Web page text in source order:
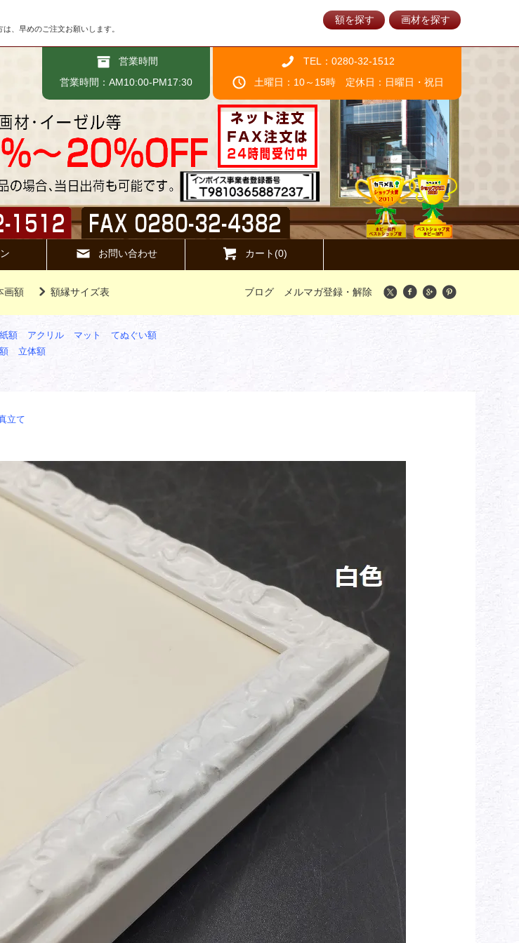
、早めのご注文お願いします。
額を探す 画材を探す
営業時間
営業時間：AM10:00-PM17:30
TEL：0280-32-1512
土曜日：10～15時 定休日：日曜日・祝日
お問い合わせ カート(0)
画額 額縁サイズ表 ブログ メルマガ登録・解除
額 アクリル マット
てぬぐい額
立体額
立て